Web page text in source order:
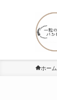
ホーム